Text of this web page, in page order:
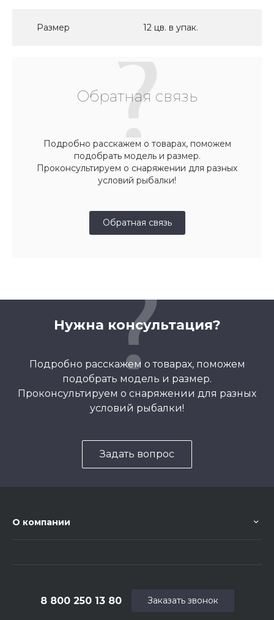
Размер 12 цв. в упак.
Обратная связь
Подробно расскажем о товарах, поможем
подобрать модель и размер.
Проконсультируем о снаряжении для разных
условий рыбалки!
Обратная связь
Нужна консультация?
Подробно расскажем о товарах, поможем
подобрать модель и размер.
Проконсультируем о снаряжении для разных
условий рыбалки!
Задать вопрос
О компании
8 800 250 13 80 Заказать звонок